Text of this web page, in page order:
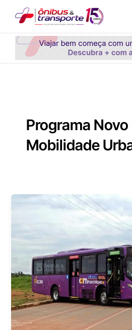
conteúdo
Programa Novo
Mobilidade